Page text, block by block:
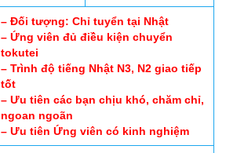
– Đối tượng: Chỉ tuyển tại Nhật
– Ứng viên đủ điều kiện chuyển
tokutei
– Trình độ tiếng Nhật N3, N2 giao tiếp
tốt
– Ưu tiên các bạn chịu khó, chăm chỉ,
ngoan ngoãn
– Ưu tiên Ứng viên có kinh nghiệm